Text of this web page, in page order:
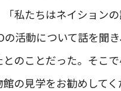
私たちはネイション
活動について話を聞
のことだった。そこ
の見学をお勧めして